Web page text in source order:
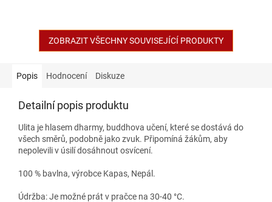
ZOBRAZIT VŠECHNY SOUVISEJÍCÍ PRODUKTY
Popis Hodnocení Diskuze
Detailní popis produktu
Ulita je hlasem dharmy, buddhova učení, které se dostává do
všech směrů, podobně jako zvuk. Připomíná žákům, aby
nepolevili v úsilí dosáhnout osvícení.
100 % bavlna, výrobce Kapas, Nepál.
Údržba: Je možné prát v pračce na 30-40 °C.